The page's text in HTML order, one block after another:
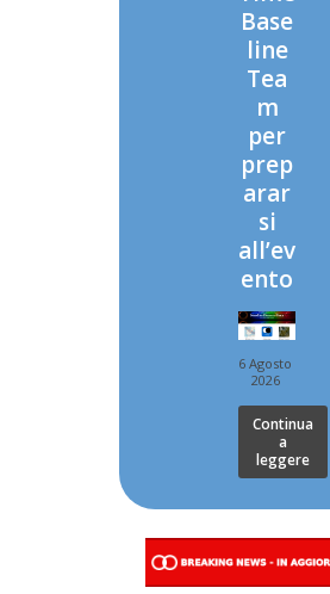
Base
line
Tea
m
per
prep
arar
si
all’ev
ento
6 Agosto
2026
Continua
a
leggere